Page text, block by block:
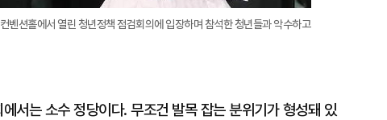
벤션홀에서 열린 청년정책 점검회의에 입장하며 참석한 청년들과 악수하고
서는 소수 정당이다. 무조건 발목 잡는 분위기가 형성돼 있